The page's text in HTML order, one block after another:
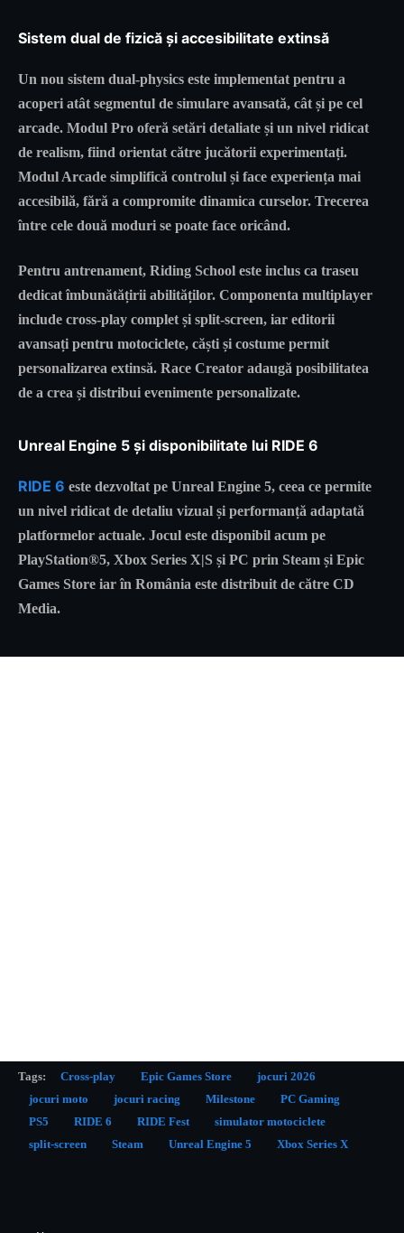
Sistem dual de fizică și accesibilitate extinsă
Un nou sistem dual-physics este implementat pentru a
acoperi atât segmentul de simulare avansată, cât și pe cel
arcade. Modul Pro oferă setări detaliate și un nivel ridicat
de realism, fiind orientat către jucătorii experimentați.
Modul Arcade simplifică controlul și face experiența mai
accesibilă, fără a compromite dinamica curselor. Trecerea
între cele două moduri se poate face oricând.
Pentru antrenament, Riding School este inclus ca traseu
dedicat îmbunătățirii abilităților. Componenta multiplayer
include cross-play complet și split-screen, iar editorii
avansați pentru motociclete, căști și costume permit
personalizarea extinsă. Race Creator adaugă posibilitatea
de a crea și distribui evenimente personalizate.
Unreal Engine 5 și disponibilitate lui RIDE 6
RIDE 6 este dezvoltat pe Unreal Engine 5, ceea ce permite
un nivel ridicat de detaliu vizual și performanță adaptată
platformelor actuale. Jocul este disponibil acum pe
PlayStation®5, Xbox Series X|S și PC prin Steam și Epic
Games Store iar în România este distribuit de către CD
Media.
Tags: Cross-play Epic Games Store
jocuri 2026
jocuri moto
jocuri racing Milestone
PC Gaming
PS5
RIDE 6 RIDE Fest
simulator motociclete
split-screen
Steam Unreal Engine 5 Xbox Series X